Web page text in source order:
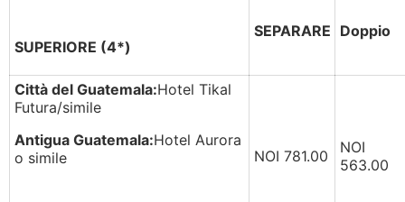
SUPERIORE (4*)
SEPARARE Doppio
Città del Guatemala:Hotel Tikal
Futura/simile
Antigua Guatemala:Hotel Aurora
o simile
NOI 781.00
NOI
563.00